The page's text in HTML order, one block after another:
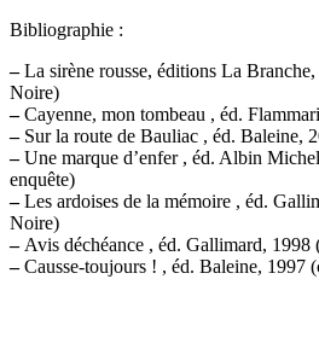
Bibliographie :
–La sirène rousse, éditions La
Noire)
–Cayenne, mon tombeau , éd.
–Sur la route de Bauliac , éd. Baleine,
–Une marque d’enfer , éd. Albin
enquête)
–Les ardoises de la mémoire , éd.
Noire)
–Avis déchéance , éd. Gallimard, 1998
–Causse-toujours ! , éd. Baleine, 1997